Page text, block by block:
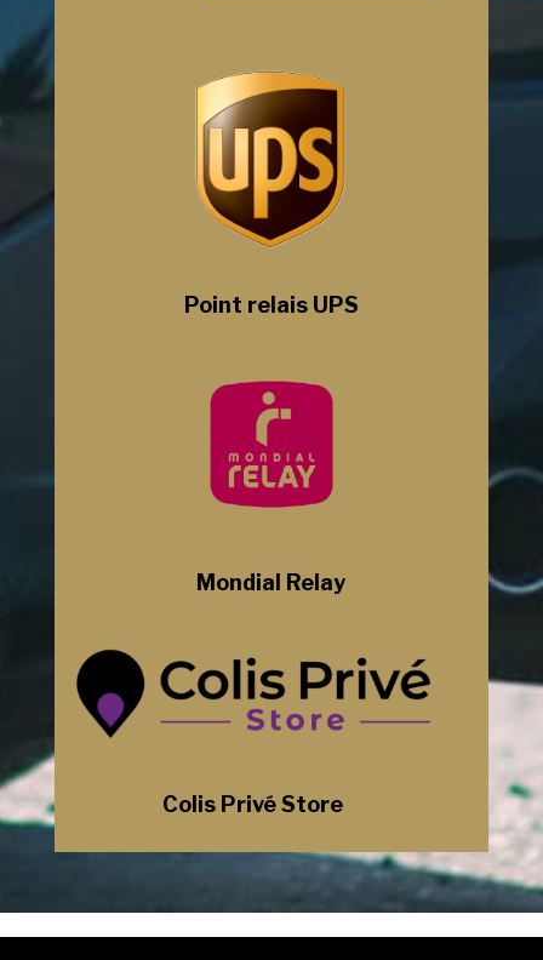
Point relais UPS
Mondial Relay
Colis Privé Store